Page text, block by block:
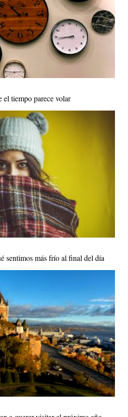
el tiempo parece volar
sentimos más frío al final del día